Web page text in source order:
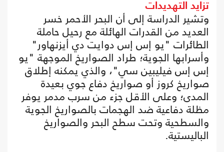
تزايد التهديدات
وتشير الدراسة إلى أن البحر الأحمر خسر
العديد من القدرات الهائلة مع رحيل حاملة
الطائرات "يو إس إس دوايت دي أيزنهاور"
وأسرابها الجوية؛ طراد الصواريخ الموجهة "يو
إس إس فيليبين سي"، والذي يمكنه إطلاق
صواريخ كروز أو صواريخ دفاع جوي بعيدة
المدى؛ وعلى الأقل جزء من سرب مدمر يوفر
مظلة دفاعية ضد الهجمات بالصواريخ الجوية
والسطحية وتحت سطح البحر والصواريخ
الباليستية.